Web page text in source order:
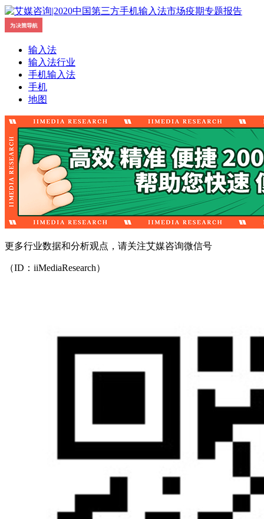
输入法
输入法行业
手机输入法
手机
地图
更多行业数据和分析观点，请关注艾媒咨询微信号
（ID：iiMediaResearch）